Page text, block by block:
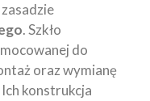
. Szkło
do
oraz wymianę
konstrukcja